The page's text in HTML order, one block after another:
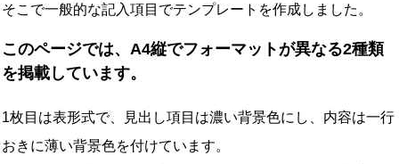
そこで一般的な記入項目でテンプレートを作成しました。
このページでは、A4縦でフォーマットが異なる2種類
を掲載しています。
1枚目は表形式で、見出し項目は濃い背景色にし、内容は一行
おきに薄い背景色を付けています。